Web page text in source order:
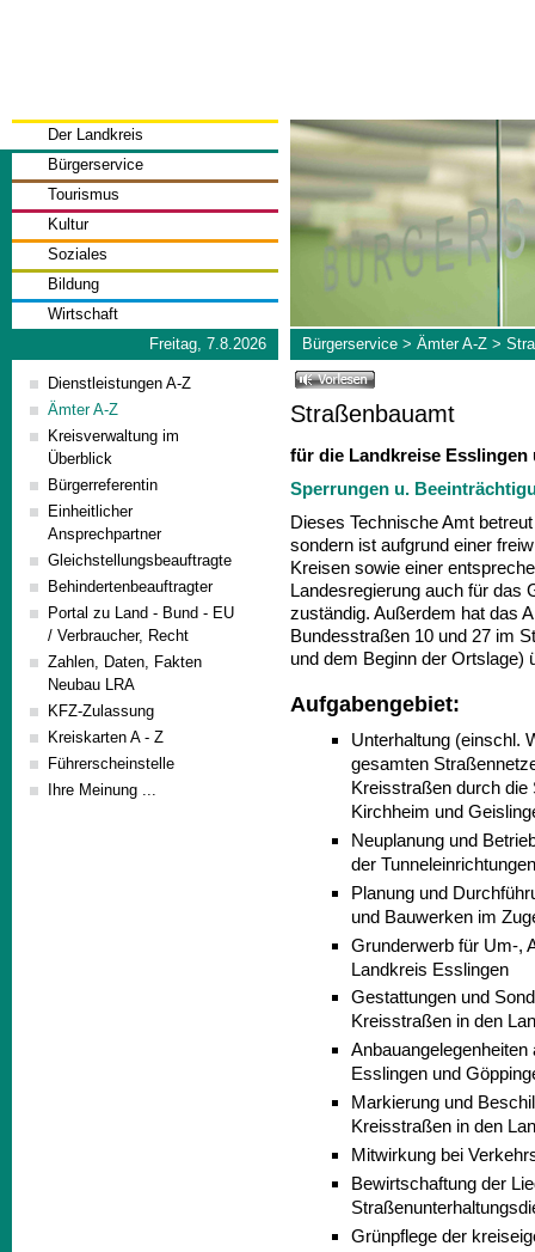
Der Landkreis
Bürgerservice
Tourismus
Kultur
Soziales
Bildung
Wirtschaft
Freitag, 7.8.2026
Bürgerservice> Ämter A-Z>
Dienstleistungen A-Z
Ämter A-Z
Kreisverwaltung im
Überblick
Bürgerreferentin
Einheitlicher
Ansprechpartner
Gleichstellungsbeauftragte
Behindertenbeauftragter
Portal zu Land - Bund - EU
/ Verbraucher, Recht
Zahlen, Daten, Fakten
Neubau LRA
KFZ-Zulassung
Kreiskarten A - Z
Führerscheinstelle
Ihre Meinung ...
Straßenbauamt
für die Landkreise Esslingen
Sperrungen u.
Dieses Technische Amt
sondern ist aufgrund einer
Kreisen sowie einer
Landesregierung auch für das
zuständig. Außerdem hat das
Bundesstraßen 10 und 27 im
und dem Beginn der Ortslage)
Aufgabengebiet:
Unterhaltung (einschl.
gesamten
Kreisstraßen durch
Kirchheim und
Neuplanung und
der
Planung und
und Bauwerken im
Grunderwerb für Um-,
Landkreis Esslingen
Gestattungen und
Kreisstraßen in den
Esslingen und
Markierung und
Kreisstraßen in den
Mitwirkung bei
Bewirtschaftung der
Grünpflege der